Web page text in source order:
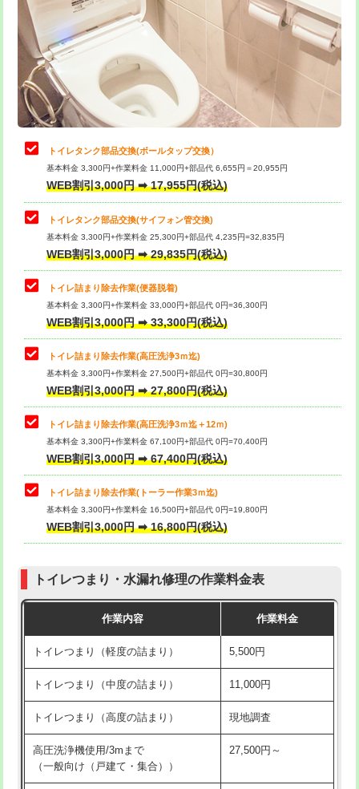
トイレタンク部品交換(ボールタップ交換）
基本料金 3,300円+作業料金 11,000円+部品代 6,655円＝20,955円
WEB割引3,000円 ➡ 17,955円(税込)
トイレタンク部品交換(サイフォン管交換)
基本料金 3,300円+作業料金 25,300円+部品代 4,235円=32,835円
WEB割引3,000円 ➡ 29,835円(税込)
トイレ詰まり除去作業(便器脱着)
基本料金 3,300円+作業料金 33,000円+部品代 0円=36,300円
WEB割引3,000円 ➡ 33,300円(税込)
トイレ詰まり除去作業(高圧洗浄3ｍ迄)
基本料金 3,300円+作業料金 27,500円+部品代 0円=30,800円
WEB割引3,000円 ➡ 27,800円(税込)
トイレ詰まり除去作業(高圧洗浄3ｍ迄＋12ｍ)
基本料金 3,300円+作業料金 67,100円+部品代 0円=70,400円
WEB割引3,000円 ➡ 67,400円(税込)
トイレ詰まり除去作業(トーラー作業3ｍ迄)
基本料金 3,300円+作業料金 16,500円+部品代 0円=19,800円
WEB割引3,000円 ➡ 16,800円(税込)
トイレつまり・水漏れ修理の作業料金表
作業内容 作業料金
トイレつまり（軽度の詰まり） 5,500円
トイレつまり（中度の詰まり） 11,000円
トイレつまり（高度の詰まり） 現地調査
高圧洗浄機使用/3mまで
（一般向け（戸建て・集合））
27,500円～